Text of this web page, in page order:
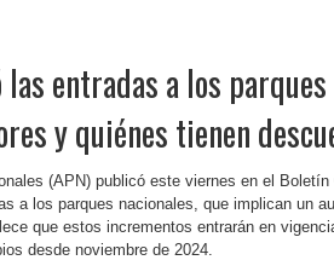
entradas a los
y quiénes tienen
(APN) publicó este viernes en el
a los parques nacionales, que implican un
que estos incrementos entrarán en
desde noviembre de 2024.